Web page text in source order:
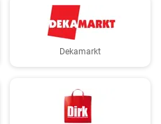
Dekamarkt